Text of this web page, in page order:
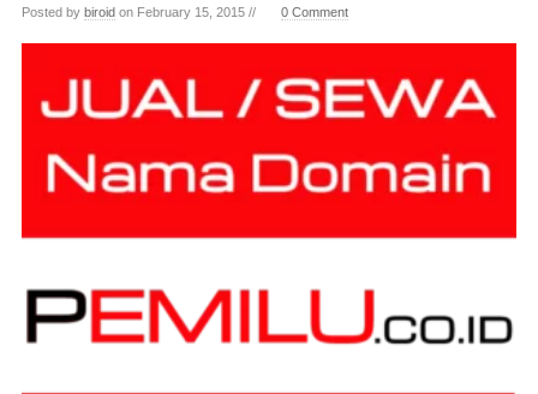
Posted by biroidon February 15, 2015 // 0 Comment